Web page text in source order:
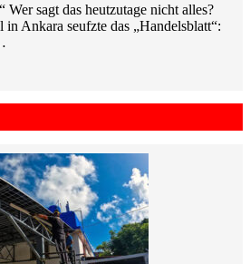
Wer sagt das heutzutage nicht alles?
Ankara seufzte das „Handelsblatt“: